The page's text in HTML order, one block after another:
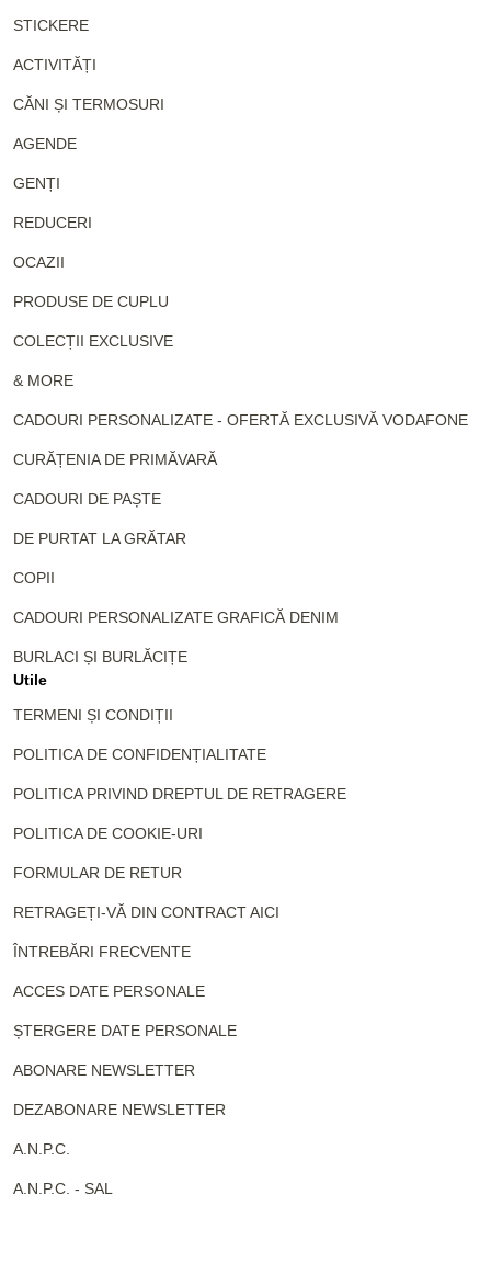
STICKERE
ACTIVITĂȚI
CĂNI ȘI TERMOSURI
AGENDE
GENȚI
REDUCERI
OCAZII
PRODUSE DE CUPLU
COLECȚII EXCLUSIVE
& MORE
CADOURI PERSONALIZATE - OFERTĂ EXCLUSIVĂ VODAFONE
CURĂȚENIA DE PRIMĂVARĂ
CADOURI DE PAȘTE
DE PURTAT LA GRĂTAR
COPII
CADOURI PERSONALIZATE GRAFICĂ DENIM
BURLACI ȘI BURLĂCIȚE
Utile
TERMENI ȘI CONDIȚII
POLITICA DE CONFIDENȚIALITATE
POLITICA PRIVIND DREPTUL DE RETRAGERE
POLITICA DE COOKIE-URI
FORMULAR DE RETUR
RETRAGEȚI-VĂ DIN CONTRACT AICI
ÎNTREBĂRI FRECVENTE
ACCES DATE PERSONALE
ȘTERGERE DATE PERSONALE
ABONARE NEWSLETTER
DEZABONARE NEWSLETTER
A.N.P.C.
A.N.P.C. - SAL